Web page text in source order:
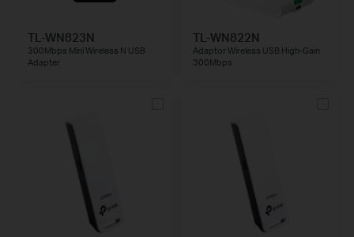
TL-WN823N
300Mbps Mini Wireless N USB
Adapter
TL-WN822N
Adaptor Wireless USB High-Gain
300Mbps